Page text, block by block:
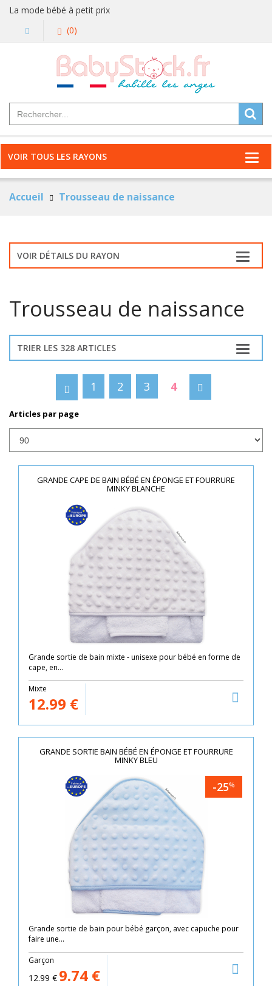
La mode bébé à petit prix
(0)
VOIR TOUS LES RAYONS
Accueil Trousseau de naissance
VOIR DÉTAILS DU RAYON
Trousseau de naissance
TRIER LES 328 ARTICLES
1 2 3 4
Articles par page
GRANDE CAPE DE BAIN BÉBÉ EN ÉPONGE ET FOURRURE
MINKY BLANCHE
Grande sortie de bain mixte - unisexe pour bébé en forme de
cape, en...
Mixte
12.99 €
GRANDE SORTIE BAIN BÉBÉ EN ÉPONGE ET FOURRURE
MINKY BLEU
-25%
Grande sortie de bain pour bébé garçon, avec capuche pour
faire une...
Garçon
12.99 € 9.74 €